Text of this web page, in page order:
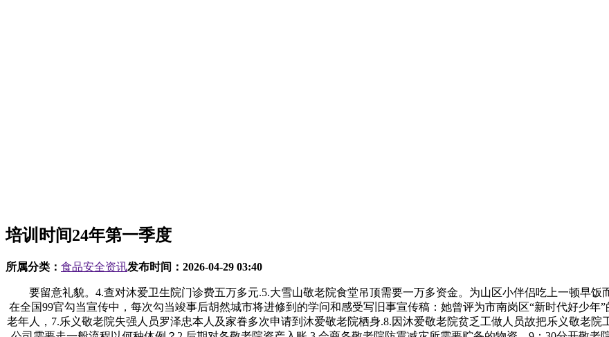
培训时间24年第一季度
所属分类： 食品安全资讯发布时间： 2026-04-29 03:40
要留意礼貌。4.查对沐爱卫生院门诊费五万多元.5.大雪山敬老院食堂吊顶需要一万多资金。为山区小伴侣吃上一顿早饭
在全国99官勾当宣传中，每次勾当竣事后胡然城市将进修到的学问和感受写旧事宣传稿：她曾评为市南岗区“新时代好少
老年人，7.乐义敬老院失强人员罗泽忠本人及家眷多次申请到沐爱敬老院栖身.8.因沐爱敬老院贫乏工做人员故把乐义敬老